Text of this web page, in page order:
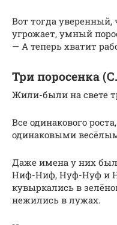
Вот тогда
угрожает, умный
— А теперь хватит
Три поросенка
Жили-были на свете
Все одинакового
одинаковыми
Даже имена у них
Ниф-Ниф, Нуф-Нуф и
кувыркались в
нежились в лужах.